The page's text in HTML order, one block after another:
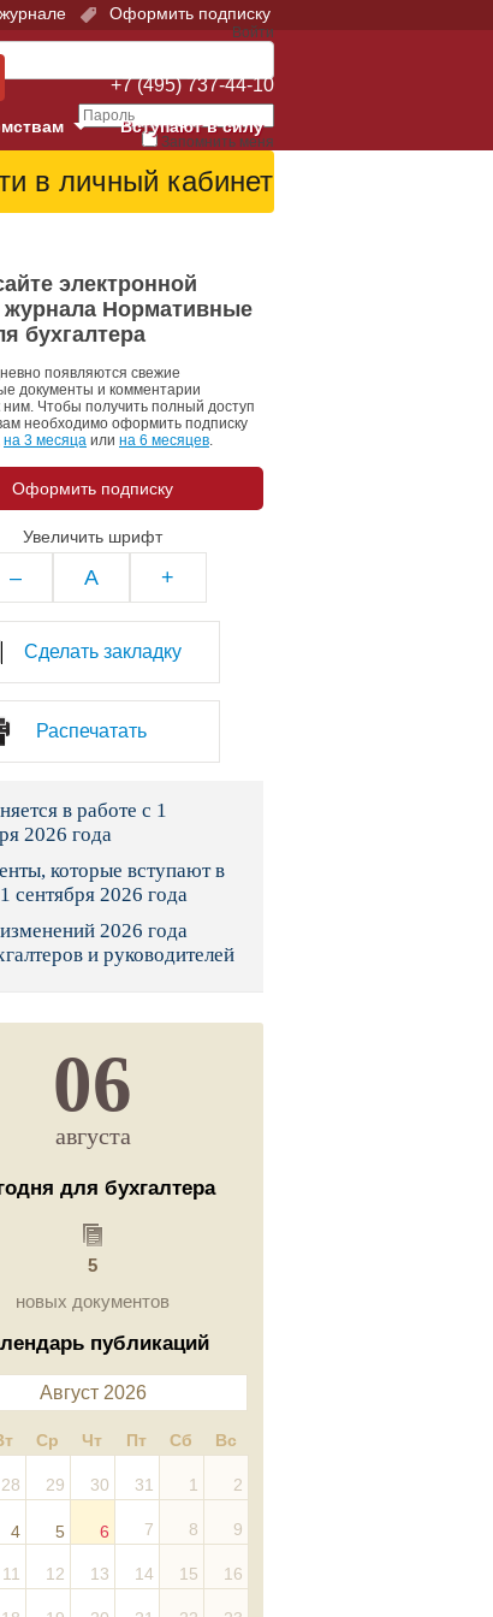
Оформить подписку
Войти
Запомнить меня
+7 (495) 737-44-10
Вступают в силу
в г. Москве
Суд
и указы
России
служба
страхования
электронной
журнала Нормативные
бухгалтера
появляются свежие
документы и комментарии
ним. Чтобы получить полный доступ
необходимо оформить подписку
на 3 месяца или на 6 месяцев.
Оформить подписку
Увеличить шрифт
– A +
Сделать закладку
Распечатать
в работе с 1
2026 года
которые вступают в
сентября 2026 года
2026 года
и руководителей
06
августа
для бухгалтера
5
новых документов
публикаций
Август 2026
Ср Чт Пт Сб Вс
28 29 30 31 1 2
4 5 6 7 8 9
11 12 13 14 15 16